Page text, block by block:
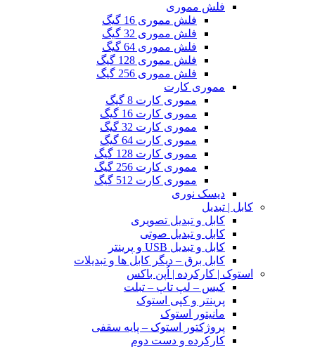
فلش مموری
فلش مموری 16 گیگ
فلش مموری 32 گیگ
فلش مموری 64 گیگ
فلش مموری 128 گیگ
فلش مموری 256 گیگ
مموری کارت
مموری کارت 8 گیگ
مموری کارت 16 گیگ
مموری کارت 32 گیگ
مموری کارت 64 گیگ
مموری کارت 128 گیگ
مموری کارت 256 گیگ
مموری کارت 512 گیگ
دیسک نوری
کابل | تبدیل
کابل و تبدیل تصویری
کابل و تبدیل صوتی
کابل و تبدیل USB و پرینتر
کابل برق – دیگر کابل ها و تبدیلات
استوک | کارکرده | اُپن باکس
کیس – لپ تاپ – تبلت
پرینتر و کپی استوک
مانیتور استوک
پروژکتور استوک – پایه سقفی
کارکرده و دست دوم